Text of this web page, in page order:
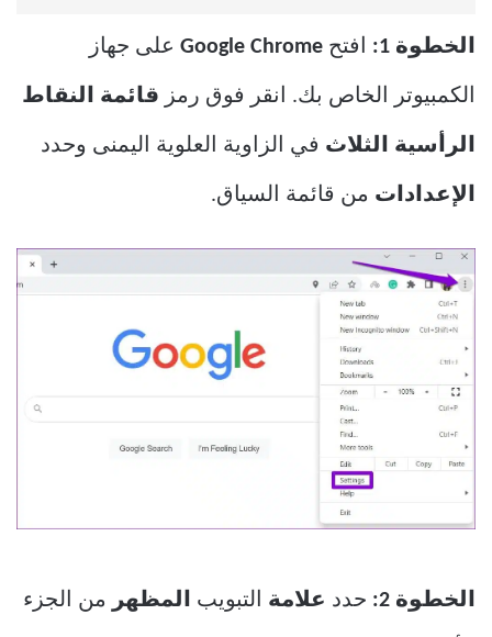
الخطوة 1: افتح على جهاز
الكمبيوتر الخاص بك. انقر فوق رمز قائمة النقاط
الرأسية الثلاث في الزاوية العلوية اليمنى وحدد
الإعدادات من قائمة السياق.
الخطوة 2: حدد علامة التبويب المظهر من الجزء